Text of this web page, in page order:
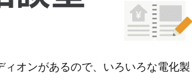
オンがあるので、いろいろな電化製